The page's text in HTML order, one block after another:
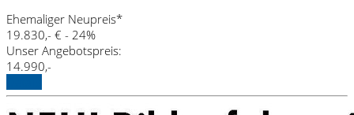
Ehemaliger Neupreis*
19.830,- € - 24%
Unser Angebotspreis:
14.990,-